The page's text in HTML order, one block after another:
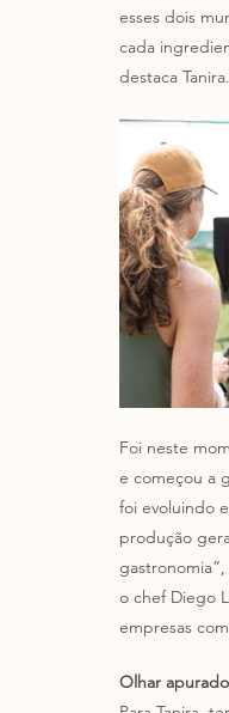
esses dois
cada
destaca Tanira.
Foi neste
e começou a
foi evoluindo
produção
o chef Diego
empresas
Olhar